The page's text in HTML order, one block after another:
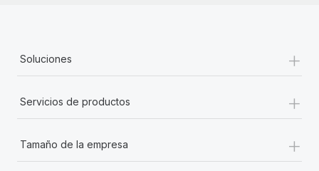
Soluciones +
Servicios de productos +
Tamaño de la empresa +